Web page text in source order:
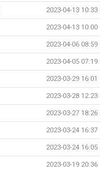
2023-04-13 10:33
2023-04-13 10:00
2023-04-06 08:59
2023-04-05 07:19
2023-03-29 16:01
2023-03-28 12:23
2023-03-27 18:26
2023-03-24 16:37
2023-03-24 16:05
2023-03-19 20:36